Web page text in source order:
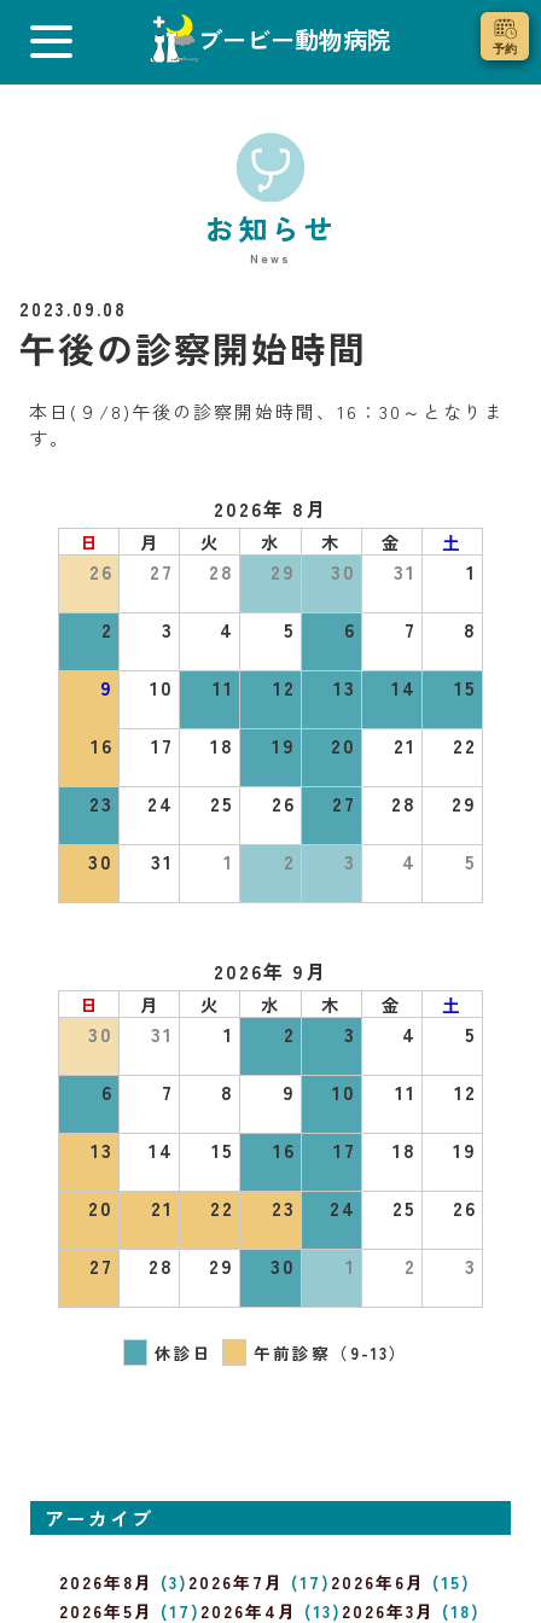
ブービー動物病院
お知らせ
News
2023.09.08
午後の診察開始時間
本日(９/8)午後の診察開始時間、16：30～となりま
す。
2026年 8月
日 月 火 水 木 金 土
26 27 28 29 30 31
1
2
3 4 5 6 7
8
9
10 11 12 13 14
15
16
17 18 19 20 21
22
23
24 25 26 27 28
29
30
31 1 2 3 4 5
2026年 9月
日 月 火 水 木 金 土
30 31 1 2 3 4
5
6
7 8 9 10 11
12
13
14 15 16 17 18
19
20
21 22 23 24 25
26
27
28 29 30 1 2 3
休診日 午前診察（9-13）
アーカイブ
2026年8月 (3) 2026年7月 (17) 2026年6月 (15)
2026年5月 (17) 2026年4月 (13) 2026年3月 (18)